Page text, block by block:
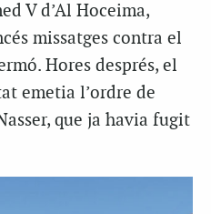
V d’Al Hoceima,
missatges contra el
Hores després, el
emetia l’ordre de
que ja havia fugit